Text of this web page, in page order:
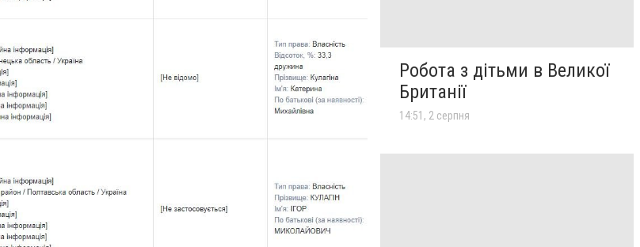
Робота з дітьми в Великої
Британії
14:51, 2 серпня